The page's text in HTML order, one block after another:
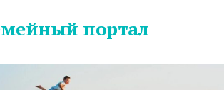
портал